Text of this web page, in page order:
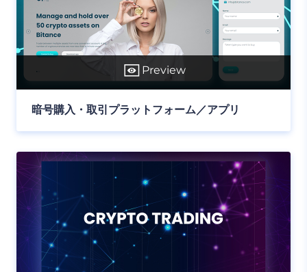
Preview
暗号購入・取引プラットフォーム／アプリ